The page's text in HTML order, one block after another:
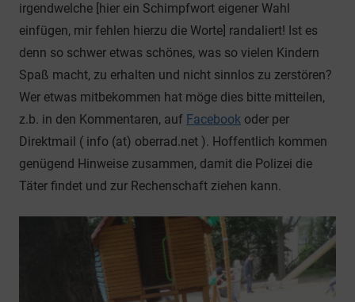
irgendwelche [hier ein Schimpfwort eigener Wahl
einfügen, mir fehlen hierzu die Worte] randaliert! Ist es
denn so schwer etwas schönes, was so vielen Kindern
Spaß macht, zu erhalten und nicht sinnlos zu zerstören?
Wer etwas mitbekommen hat möge dies bitte mitteilen,
z.b. in den Kommentaren, auf Facebook oder per
Direktmail ( info (at) oberrad.net ). Hoffentlich kommen
genügend Hinweise zusammen, damit die Polizei die
Täter findet und zur Rechenschaft ziehen kann.